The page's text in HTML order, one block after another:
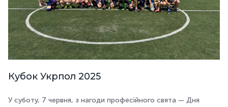
Кубок Укрпол 2025
У суботу, 7 червня, з нагоди професійного свята — Дня